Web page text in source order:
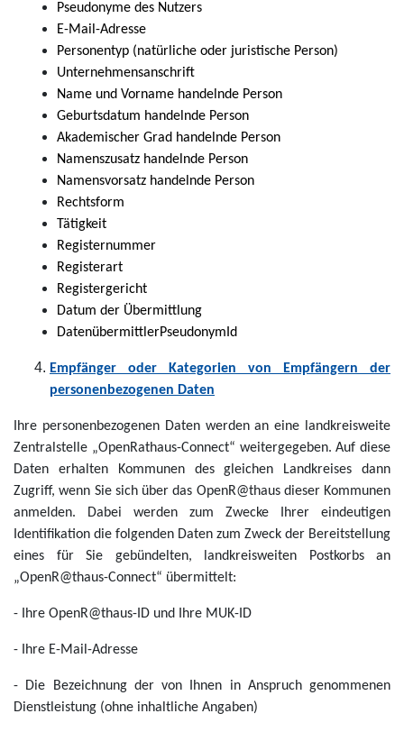
Pseudonyme des Nutzers
E-Mail-Adresse
Personentyp (natürliche oder juristische Person)
Unternehmensanschrift
Name und Vorname handelnde Person
Geburtsdatum handelnde Person
Akademischer Grad handelnde Person
Namenszusatz handelnde Person
Namensvorsatz handelnde Person
Rechtsform
Tätigkeit
Registernummer
Registerart
Registergericht
Datum der Übermittlung
DatenübermittlerPseudonymId
Empfänger oder Kategorien von Empfängern der
personenbezogenen Daten
Ihre personenbezogenen Daten werden an eine landkreisweite
Zentralstelle „OpenRathaus-Connect“ weitergegeben. Auf diese
Daten erhalten Kommunen des gleichen Landkreises dann
Zugriff, wenn Sie sich über das OpenR@thaus dieser Kommunen
anmelden. Dabei werden zum Zwecke Ihrer eindeutigen
Identifikation die folgenden Daten zum Zweck der Bereitstellung
eines für Sie gebündelten, landkreisweiten Postkorbs an
„OpenR@thaus-Connect“ übermittelt:
- Ihre OpenR@thaus-ID und Ihre MUK-ID
- Ihre E-Mail-Adresse
- Die Bezeichnung der von Ihnen in Anspruch genommenen
Dienstleistung (ohne inhaltliche Angaben)